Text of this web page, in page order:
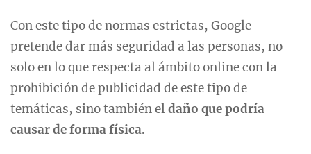
Con este tipo de normas estrictas, Google
pretende dar más seguridad a las personas, no
solo en lo que respecta al ámbito online con la
prohibición de publicidad de este tipo de
temáticas, sino también eldaño que podría
causar de forma física.